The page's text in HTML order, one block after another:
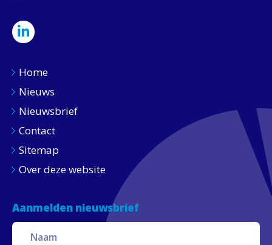
Home
Nieuws
Nieuwsbrief
Contact
Sitemap
Over deze website
Aanmelden nieuwsbrief